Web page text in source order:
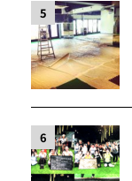
5
6